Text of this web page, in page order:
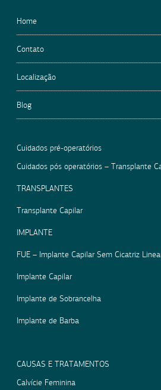
Home
Contato
Localização
Blog
Cuidados pré-operatórios
Cuidados pós operatórios – Transplante
TRANSPLANTES
Transplante Capilar
IMPLANTE
FUE – Implante Capilar Sem Cicatriz
Implante Capilar
Implante de Sobrancelha
Implante de Barba
CAUSAS E TRATAMENTOS
Calvície Feminina